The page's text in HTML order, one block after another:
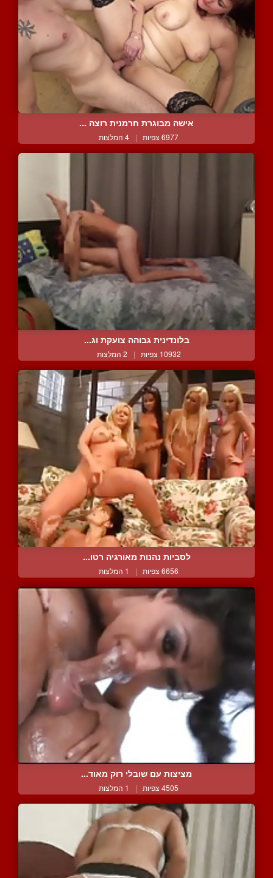
אישה מבוגרת חרמנית רוצה ...
6977 צפיות | 4 המלצות
בלונדינית גבוהה צועקת וג...
10932 צפיות | 2 המלצות
לסביות נהנות מאורגיה רטו...
6656 צפיות | 1 המלצות
מציצות עם שובלי רוק מאוד...
4505 צפיות | 1 המלצות